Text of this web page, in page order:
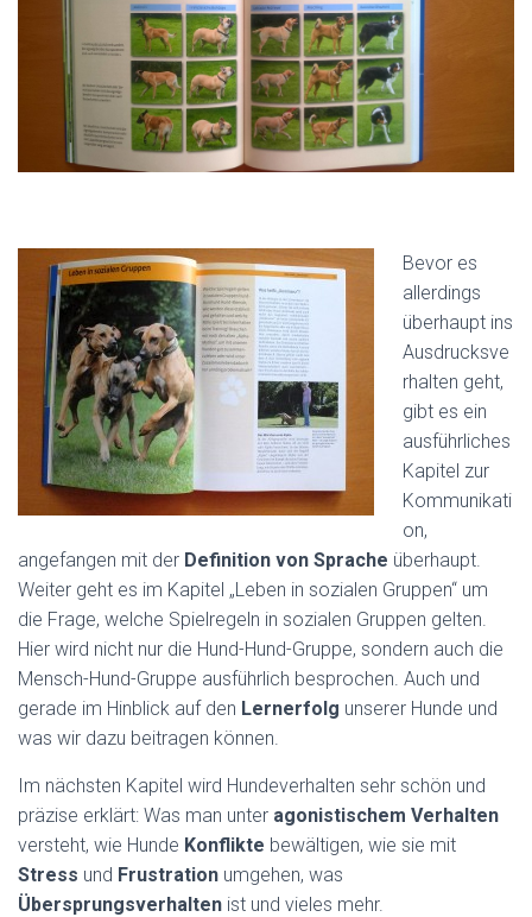
Bevor es
allerdings
überhaupt ins
Ausdrucksve
rhalten geht,
gibt es ein
ausführliches
Kapitel zur
Kommunikati
on,
angefangen mit der Definition von Sprache überhaupt.
Weiter geht es im Kapitel „Leben in sozialen Gruppen“ um
die Frage, welche Spielregeln in sozialen Gruppen gelten.
Hier wird nicht nur die Hund-Hund-Gruppe, sondern auch die
Mensch-Hund-Gruppe ausführlich besprochen. Auch und
gerade im Hinblick auf den Lernerfolg unserer Hunde und
was wir dazu beitragen können.
Im nächsten Kapitel wird Hundeverhalten sehr schön und
präzise erklärt: Was man unter agonistischem Verhalten
versteht, wie Hunde Konflikte bewältigen, wie sie mit
Stress und Frustration umgehen, was
Übersprungsverhalten ist und vieles mehr.